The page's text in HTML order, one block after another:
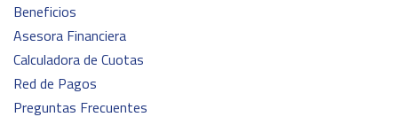
Beneficios
Asesora Financiera
Calculadora de Cuotas
Red de Pagos
Preguntas Frecuentes